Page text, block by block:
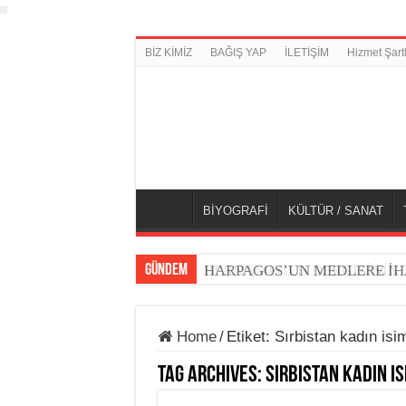
BİZ KİMİZ BAĞIŞ YAP İLETİŞİM Hizmet
BİYOGRAFİ KÜLTÜR / SANAT
GÜNDEM BERNAMEGEH DERGİSİNİN
HARPAGOS’UN MEDLERE
Home/ Etiket: Sırbistan kadın
Tag Archives:Sırbistan kadın